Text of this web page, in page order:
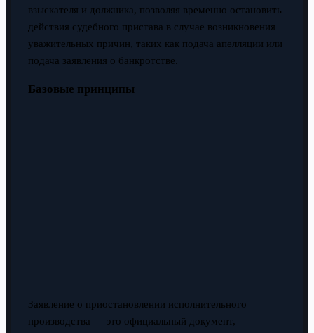
взыскателя и должника, позволяя временно остановить
действия судебного пристава в случае возникновения
уважительных причин, таких как подача апелляции или
подача заявления о банкротстве.
Базовые принципы
Заявление о приостановлении исполнительного
производства — это официальный документ,